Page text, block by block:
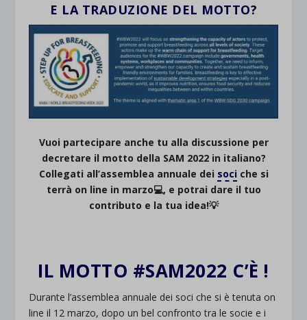
E LA TRADUZIONE DEL MOTTO?
Vuoi partecipare anche tu alla discussione per
decretare il motto della SAM 2022 in italiano?
Collegati all’assemblea annuale dei sociche si
terrà on line in marzo💻, e potrai dare il tuo
contributo e la tua idea!💡
IL MOTTO #SAM2022 C’È !
Durante l’assemblea annuale dei soci che si è tenuta on
line il 12 marzo, dopo un bel confronto tra le socie e i